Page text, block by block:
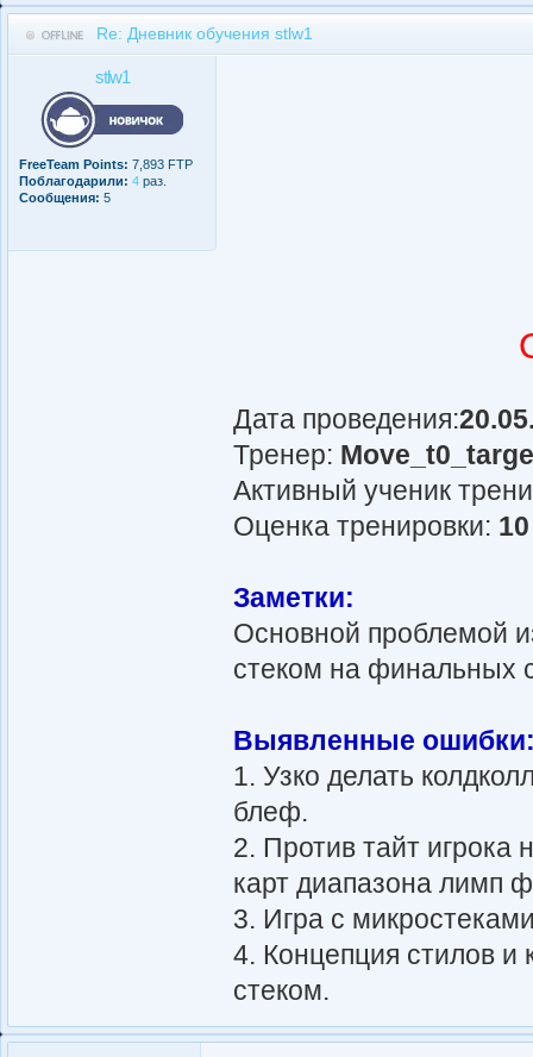
Re: Дневник обучения stlw1
stlw1
FreeTeam Points: 7,893 FTP
Поблагодарили: 4 раз.
Сообщения: 5
Дата проведения:
Тренер:
Активный ученик
Оценка тренировки:
Заметки:
Основной проблемой
стеком на финальных
Выявленные
1. Узко делать
блеф.
2. Против тайт
карт диапазона лимп
3. Игра с
4. Концепция стилов
стеком.